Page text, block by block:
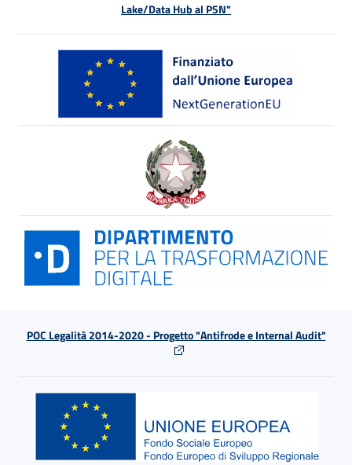
Lake/Data Hub al PSN"
POC Legalità 2014-2020 - Progetto "Antifrode e Internal Audit"